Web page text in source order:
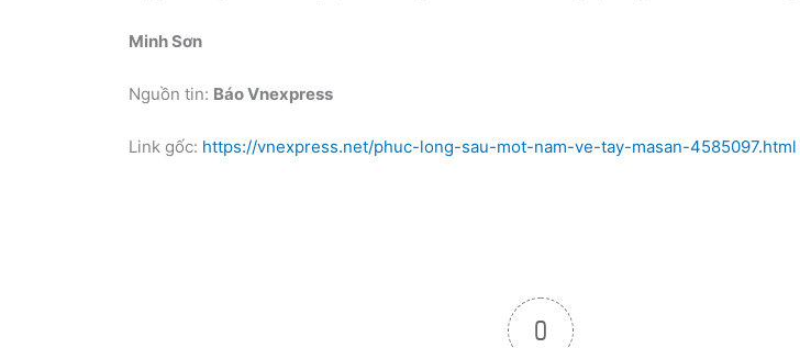
Minh Sơn
Nguồn tin: Báo Vnexpress
Link gốc: https://vnexpress.net/phuc-long-sau-mot-nam-ve-tay-masan-4585097.html
0